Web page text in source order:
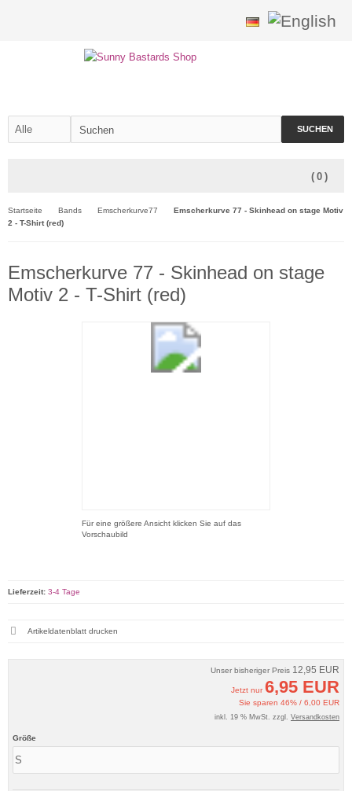
SUCHEN
( 0 )
Startseite Bands Emscherkurve77
Emscherkurve 77 - Skinhead on stage Motiv
2 - T-Shirt (red)
Emscherkurve 77 - Skinhead on stage
Motiv 2 - T-Shirt (red)
Für eine größere Ansicht klicken Sie auf das
Vorschaubild
Unser bisheriger Preis 12,95 EUR
Jetzt nur6,95 EUR
Sie sparen 46% / 6,00 EUR
inkl. 19 % MwSt. zzgl. Versandkosten
Größe
Lieferzeit: 3-4 Tage
Artikeldatenblatt drucken